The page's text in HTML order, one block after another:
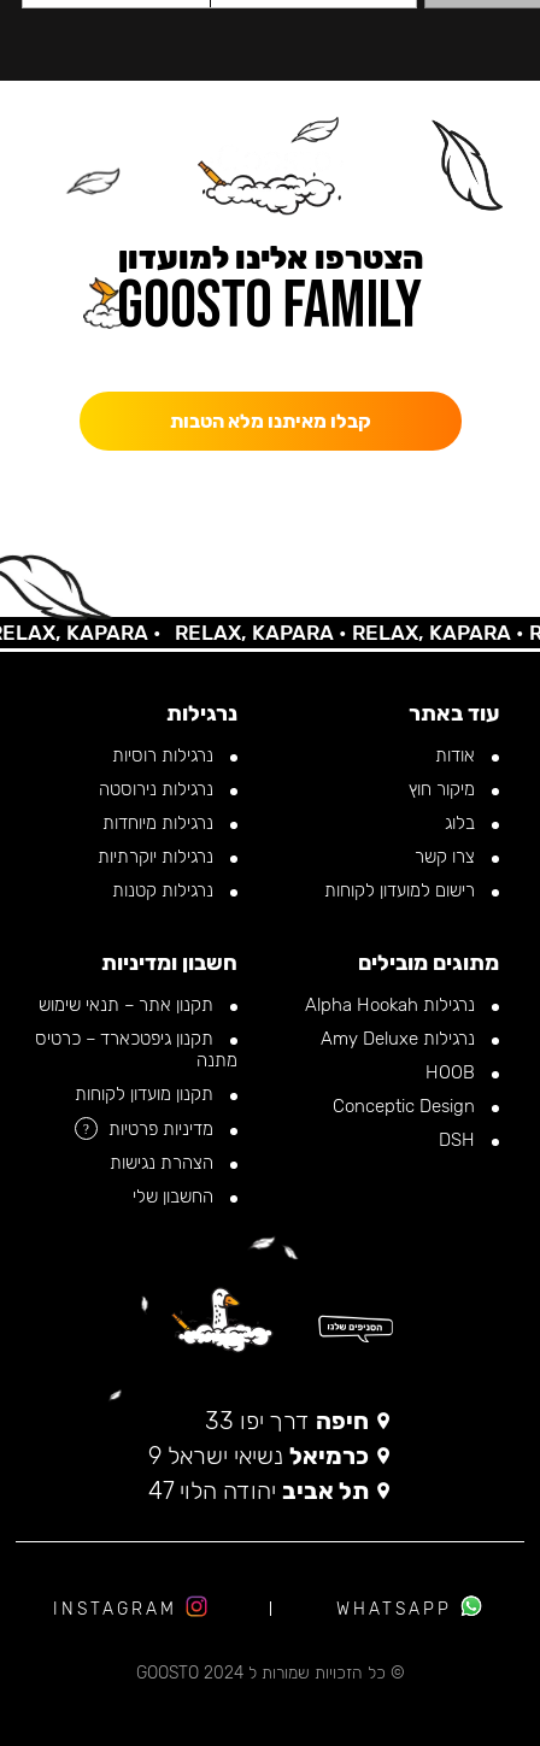
הצטרפו אלינו למועדון
קבלו מאיתנו מלא הטבות
KAPARA • RELAX, KAPARA •RELAX, KAPARA •
עוד באתר
אודות
מיקור חוץ
בלוג
צרו קשר
רישום למועדון לקוחות
נרגילות
נרגילות רוסיות
נרגילות נירוסטה
נרגילות מיוחדות
נרגילות יוקרתיות
נרגילות קטנות
מתוגים מובילים
נרגילות Alpha Hookah
נרגילות Amy Deluxe
חשבון ומדיניות
תקנון אתר – תנאי שימוש
תקנון גיפטכארד – כרטיס
מתנה
תקנון מועדון לקוחות
מדיניות פרטיות
?
הצהרת נגישות
החשבון שלי
חיפה דרך יפו 33
כרמיאל נשיאי ישראל 9
תל אביב יהודה הלוי 47
© כל הזכויות שמורות ל 2024 GOOSTO
WHATSAPP
INSTAGRAM